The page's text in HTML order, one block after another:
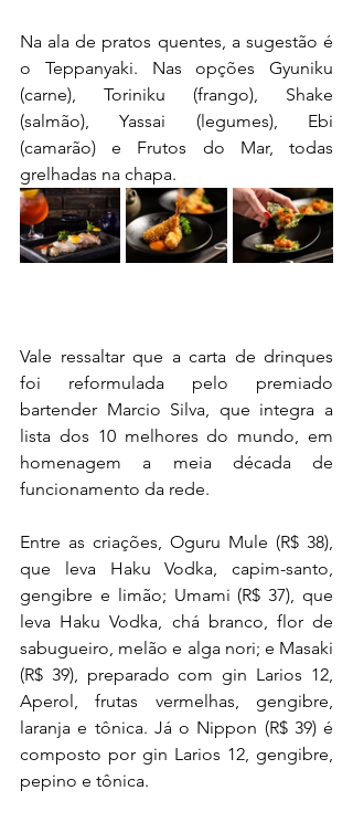
Na ala de pratos quentes, a sugestão é
o Teppanyaki. Nas opções Gyuniku
(carne), Toriniku (frango), Shake
(salmão), Yassai (legumes), Ebi
(camarão) e Frutos do Mar, todas
grelhadas na chapa.
Vale ressaltar que a carta de drinques
foi reformulada pelo premiado
bartender Marcio Silva, que integra a
lista dos 10 melhores do mundo, em
homenagem a meia década de
funcionamento da rede.
Entre as criações, Oguru Mule (R$ 38),
que leva Haku Vodka, capim-santo,
gengibre e limão; Umami (R$ 37), que
leva Haku Vodka, chá branco, flor de
sabugueiro, melão e alga nori; e Masaki
(R$ 39), preparado com gin Larios 12,
Aperol, frutas vermelhas, gengibre,
laranja e tônica. Já o Nippon (R$ 39) é
composto por gin Larios 12, gengibre,
pepino e tônica.